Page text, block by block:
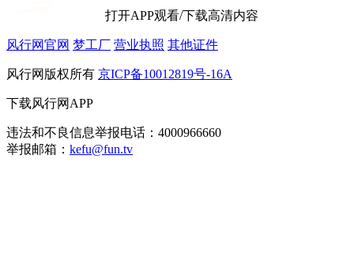
打开APP观看/下载高清内容
风行网官网 梦工厂 营业执照 其他证件
风行网版权所有 京ICP备10012819号-16A
下载风行网APP
违法和不良信息举报电话：4000966660
举报邮箱： kefu@fun.tv